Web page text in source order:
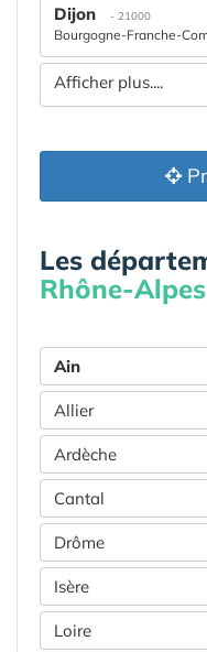
Dijon - 21000
Bourgogne-Franche-
Afficher plus....
Les
Rhône-Alpes
Ain
Allier
Ardèche
Cantal
Drôme
Isère
Loire